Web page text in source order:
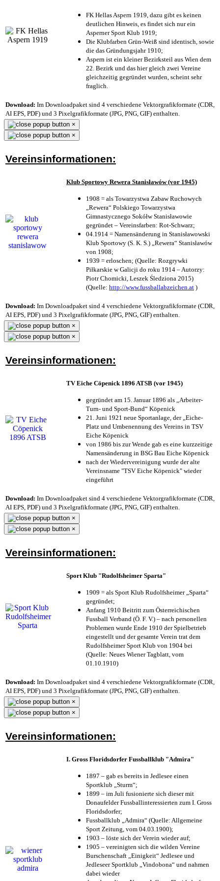
FK Hellas Aspern 1919, dazu gibt es keinen
deutlichen Hinweis, es findet sich nur ein
Asperner Sport Klub 1919;
Die Klubfarben Grün-Weiß sind identisch, sowie
die das Gründungsjahr 1910;
Aspern ist ein kleiner Bezirksteil aus Wien dem
22. Bezirk und das hier gleich zwei Vereine
gleichzeitig gegründet wurden, scheint sehr
fraglich.
Download: Im Downloadpaket sind 4 verschiedene Vektorgrafikformate (CDR,
AI EPS, PDF) und 3 Pixelgrafikformate (JPG, PNG, GIF) enthalten.
×
×
Vereinsinformationen:
Klub Sportowy Rewera Stanisławów (vor 1945)
1908 = als Towarzystwa Zabaw Ruchowych
„Rewera“ Polskiego Towarzystwa
Gimnastycznego Sokółw Stanisławowie
gegründet – Vereinsfarben: Rot-Schwarz;
04.1914 = Namensänderung in Stanisławowski
Klub Sportowy (S. K. S.) „Rewera“ Stanisławów
von 1908;
1939 = erloschen; (Quelle: Rozgrywki
Piłkarskie w Galicji do roku 1914 – Autorzy:
Piotr Chomicki, Leszek Śledziona 2015)
(Quelle: http://www.fussballabzeichen.at )
Download: Im Downloadpaket sind 4 verschiedene Vektorgrafikformate (CDR,
AI EPS, PDF) und 3 Pixelgrafikformate (JPG, PNG, GIF) enthalten.
×
×
Vereinsinformationen:
TV Eiche Cöpenick 1896 ATSB (vor 1945)
gegründet am 15. Januar 1896 als „Arbeiter-
Turn- und Sport-Bund“ Köpenick
21. Juni 1921 neue Sportanlage, der „Eiche-
Platz und Umbenennung des Vereins in TSV
Eiche Köpenick
von 1986 bis zur Wende gab es eine kurzzeitige
Namensänderung in BSG Bau Eiche Köpenick
nach der Wiedervereinigung wurde der alte
Vereinsname "TSV Eiche Köpenick" wieder
eingeführt
Download: Im Downloadpaket sind 4 verschiedene Vektorgrafikformate (CDR,
AI EPS, PDF) und 3 Pixelgrafikformate (JPG, PNG, GIF) enthalten.
×
×
Vereinsinformationen:
Sport Klub "Rudolfsheimer Sparta"
1909 = als Sport Klub Rudolfsheimer „Sparta“
gegründet;
Anfang 1910 Beitritt zum Österreichischen
Fussball Verband (Ö. F. V.) – nach personellen
Problemen wurde Ende 1910 der Spielbetrieb
eingestellt und der gesamte Verein trat dem
Rudolfsheimer Sport Klub von 1904 bei
(Quelle: Neues Wiener Tagblatt, vom
01.10.1910)
Download: Im Downloadpaket sind 4 verschiedene Vektorgrafikformate (CDR,
AI EPS, PDF) und 3 Pixelgrafikformate (JPG, PNG, GIF) enthalten.
×
×
Vereinsinformationen:
I. Gross Floridsdorfer Fussballklub "Admira"
1897 – gab es bereits in Jedlesee einen
Sportklub „Sturm“;
1899 – im Juli fusionierte sich dieser mit
Donaufelder Fussballinteressierten zum I. Gross
Floridsdorfer;
Fussballklub „Admira“ (Quelle: Allgemeine
Sport Zeitung, vom 04.03.1900);
1903 – löste sich der Verein wieder auf;
1905 – vereinigten sich die wilden Vereine
Burschenschaft „Einigkeit“ Jedlesee und
Jedleseer Sportklub „Vindobona“ und nahmen
dabei wieder